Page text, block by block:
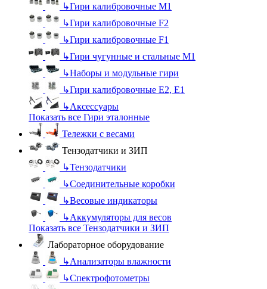
↳Гири калибровочные М1
↳Гири калибровочные F2
↳Гири калибровочные F1
↳Гири чугунные и стальные М1
↳Наборы и модульные гири
↳Гири калибровочные E2, Е1
↳Аксессуары
Показать все Гири эталонные
Тележки с весами
Тензодатчики и ЗИП
↳Тензодатчики
↳Соединительные коробки
↳Весовые индикаторы
↳Аккумуляторы для весов
Показать все Тензодатчики и ЗИП
Лабораторное оборудование
↳Анализаторы влажности
↳Спектрофотометры